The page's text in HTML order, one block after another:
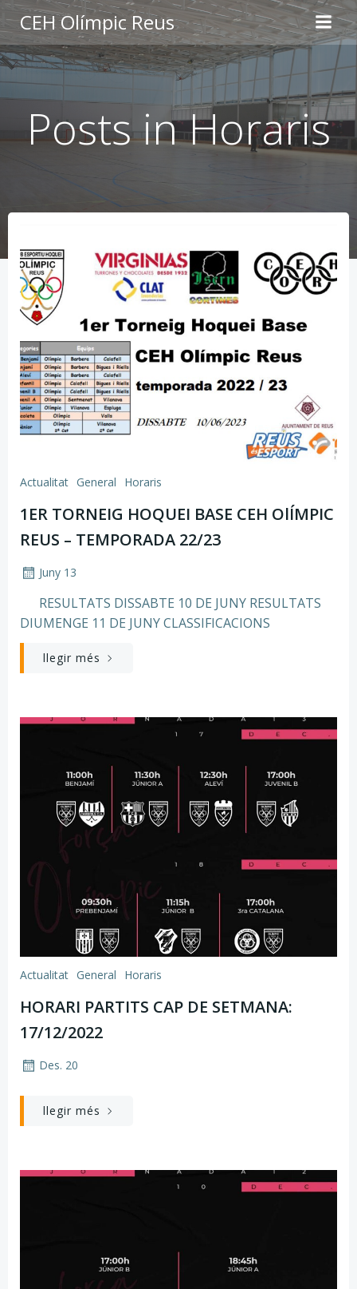
Skip
to
content
CEH Olímpic Reus
Posts in Horaris
Actualitat General Horaris
1ER TORNEIG HOQUEI BASE CEH OlÍMPIC
REUS – TEMPORADA 22/23
Juny 13
RESULTATS DISSABTE 10 DE JUNY RESULTATS
DIUMENGE 11 DE JUNY CLASSIFICACIONS
llegir més
Actualitat General Horaris
HORARI PARTITS CAP DE SETMANA:
17/12/2022
Des. 20
llegir més